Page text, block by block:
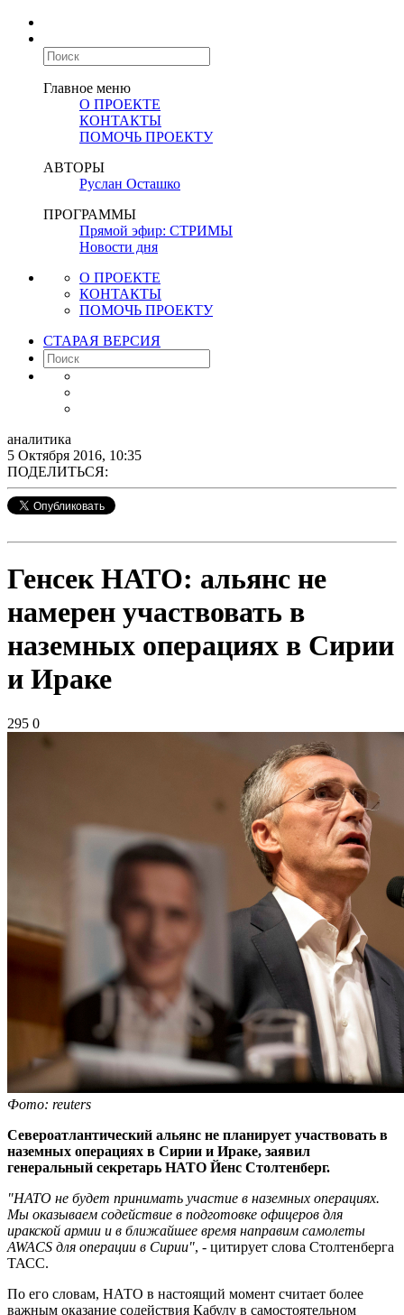
Главное меню
О ПРОЕКТЕ
КОНТАКТЫ
ПОМОЧЬ ПРОЕКТУ
АВТОРЫ
Руслан Осташко
ПРОГРАММЫ
Прямой эфир: СТРИМЫ
Новости дня
О ПРОЕКТЕ
КОНТАКТЫ
ПОМОЧЬ ПРОЕКТУ
СТАРАЯ ВЕРСИЯ
аналитика
5 Октября 2016, 10:35
ПОДЕЛИТЬСЯ:
Генсек НАТО: альянс не
намерен участвовать в
наземных операциях в Сирии
и Ираке
295 0
Фото: reuters
Североатлантический альянс не планирует участвовать в
наземных операциях в Сирии и Ираке, заявил
генеральный секретарь НАТО Йенс Столтенберг.
"НАТО не будет принимать участие в наземных операциях.
Мы оказываем содействие в подготовке офицеров для
иракской армии и в ближайшее время направим самолеты
AWACS для операции в Сирии", - цитирует слова Столтенберга
ТАСС.
По его словам, НАТО в настоящий момент считает более
важным оказание содействия Кабулу в самостоятельном